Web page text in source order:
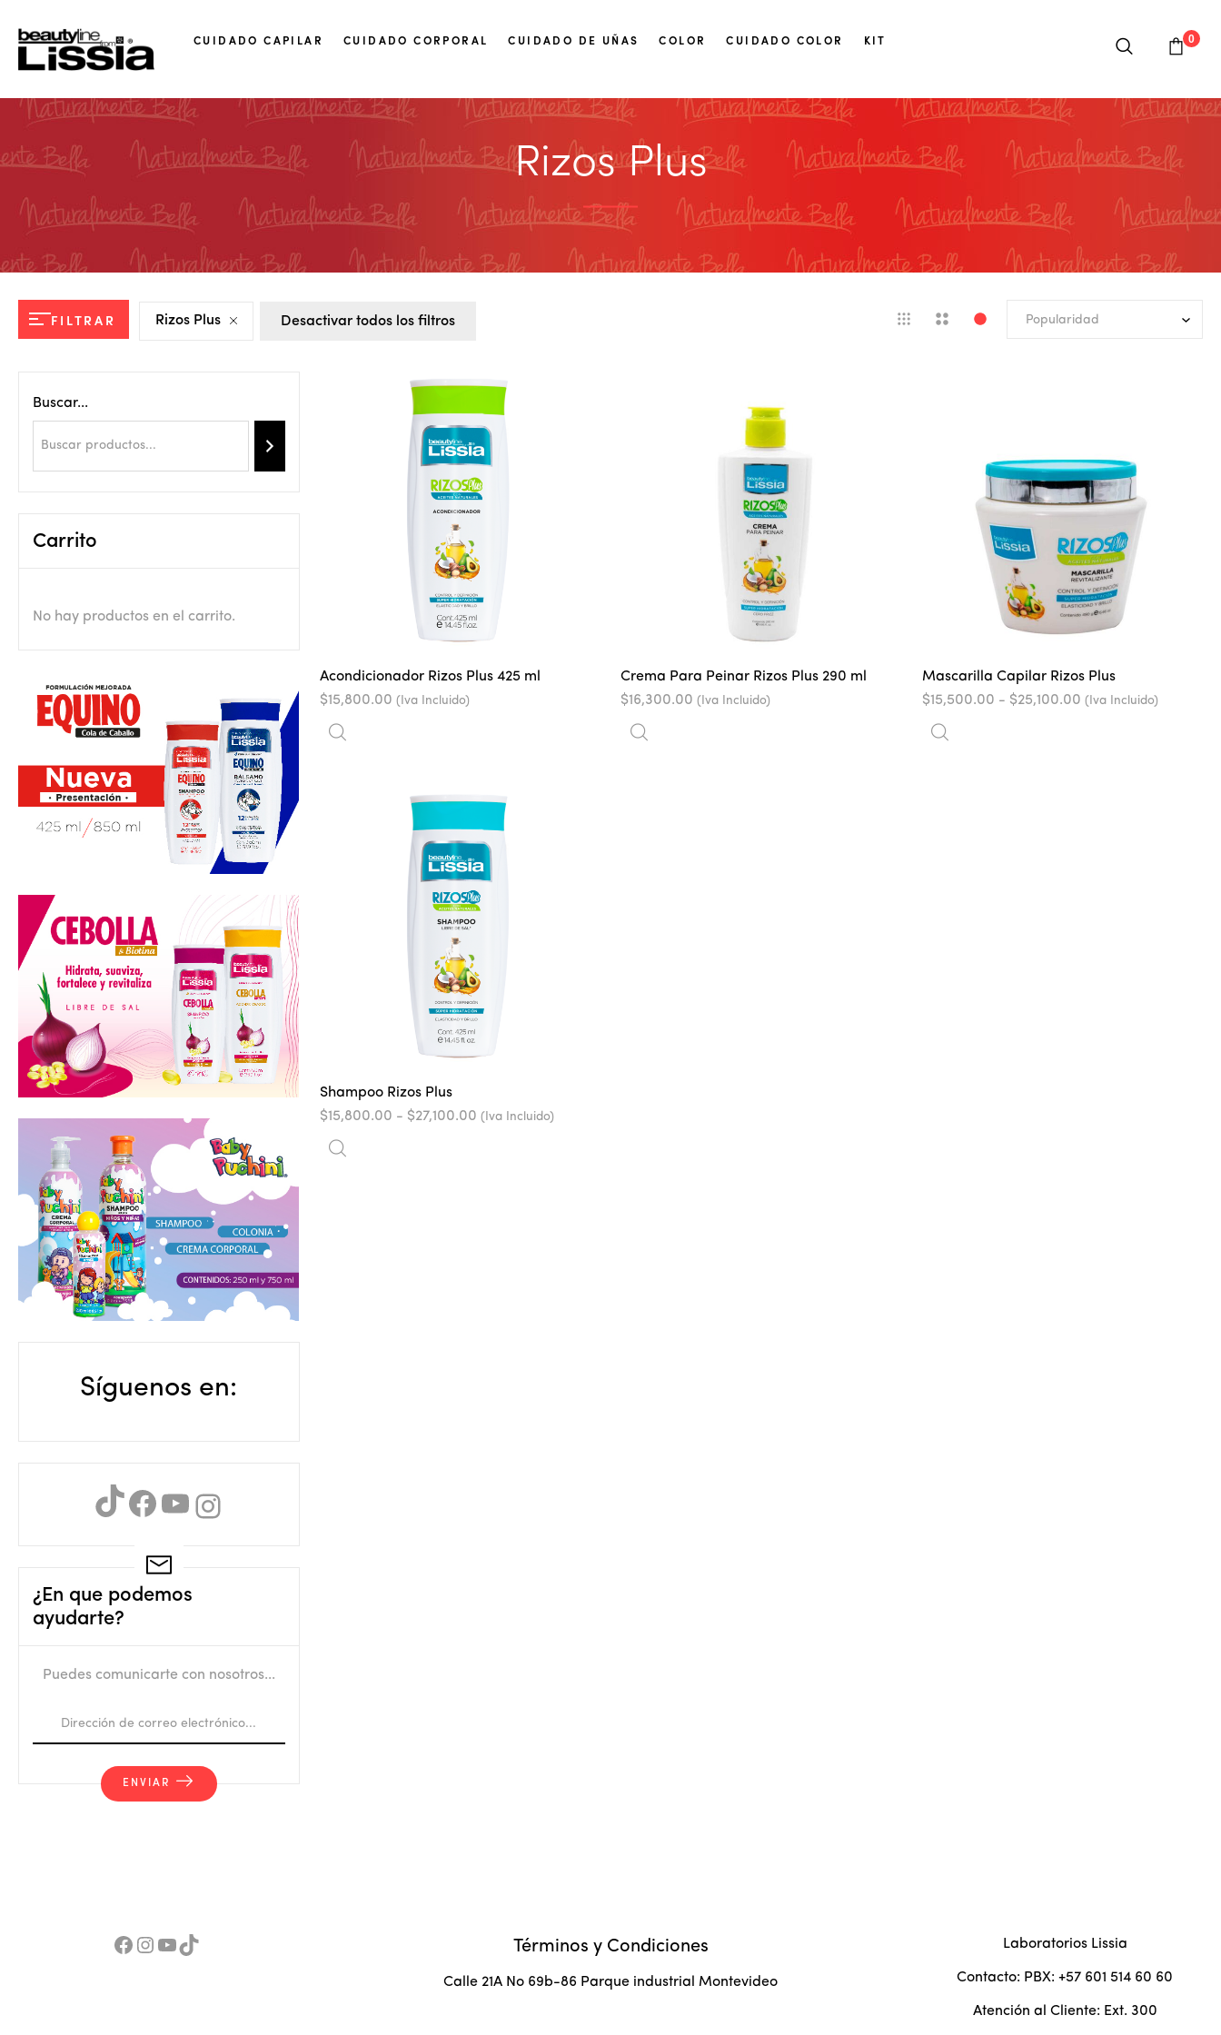
CUIDADO CAPILAR CUIDADO CORPORAL CUIDADO DE UÑAS COLOR CUIDADO COLOR KIT 0
Rizos Plus
FILTRAR Rizos Plus Desactivar todos los filtros
Acondicionador Rizos Plus 425 ml
$15,800.00 (Iva Incluido)
Crema Para Peinar Rizos Plus 290 ml
$16,300.00 (Iva Incluido)
Mascarilla Capilar Rizos Plus
$15,500.00 - $25,100.00Rango
(Iva Incluido)
Shampoo Rizos Plus
$15,800.00 - $27,100.00Rango
(Iva Incluido)
Buscar...
Carrito
No hay productos en el carrito.
Síguenos en:
TikTok
Facebook
YouTube
Instagram
¿En que podemos
ayudarte?
Puedes comunicarte con nosotros...
ENVIAR
Facebook
Red Social Instagram
YouTube
TikTok Términos y Condiciones
Calle 21A No 69b-86 Parque industrial Montevideo
Laboratorios Lissia
Contacto: PBX: +57 601 514 60 60
Atención al Cliente: Ext. 300